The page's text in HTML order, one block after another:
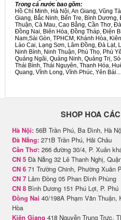
Trong cả nước bao gồm:
Hồ Chí Minh, Hà Nội, An Giang, Vũng
Giang, Bắc Ninh, Bến Tre, Bình
Thuận, Cà Mau, Cao Bằng, Cần Thơ,
Đồng Nai, Biên Hòa, Đồng Tháp, Điện
Nam,Sài Gòn, TPHCM, Khánh Hòa,
Lào Cai, Lạng Sơn, Lâm Đồng, Đà Lạt,
Ninh Bình, Ninh Thuận, Phú Thọ, Phú
Quảng Ngãi, Quảng Ninh, Quảng Trị,
Thái Bình, Thái Nguyên, Thanh Hóa,
Quang, Vĩnh Long, Vĩnh Phúc, Yên Bái...
SHOP HOA
Hà Nội: 56B Trần Phú, Ba Đình, Hà
Đà Nẵng: 271B Trần Phú, Hải Châu
Cần Thơ: 266 đường 30/4, P. Xuân
CN 5 Đà Nẵng 32 Lê Thanh Nghị,
CN 6 71 Trường Chinh, Phường Xuân
CN 7 Lâm Đồng 05 Phan Đình Phùng
CN 8 Bình Dương 151 Phú Lợi, P.
Đồng Nai 40/198A Phạm Văn Thuận,
Hòa
Kiên Giang 418 Nguyễn Trung Trực,